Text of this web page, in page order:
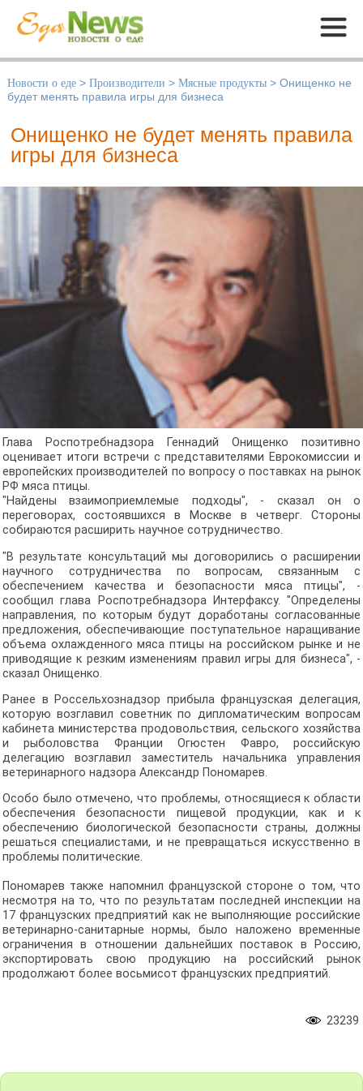
Меню
Новости о еде > Производители > Мясные продукты > Онищенко не
будет менять правила игры для бизнеса
Онищенко не будет менять правила
игры для бизнеса
Глава Роспотребнадзора Геннадий Онищенко позитивно
оценивает итоги встречи с представителями Еврокомиссии и
европейских производителей по вопросу о поставках на рынок
РФ мяса птицы.
"Найдены взаимоприемлемые подходы", - сказал он о
переговорах, состоявшихся в Москве в четверг. Стороны
собираются расширить научное сотрудничество.
"В результате консультаций мы договорились о расширении
научного сотрудничества по вопросам, связанным с
обеспечением качества и безопасности мяса птицы", -
сообщил глава Роспотребнадзора Интерфаксу. "Определены
направления, по которым будут доработаны согласованные
предложения, обеспечивающие поступательное наращивание
объема охлажденного мяса птицы на российском рынке и не
приводящие к резким изменениям правил игры для бизнеса", -
сказал Онищенко.
Ранее в Россельхознадзор прибыла французская делегация,
которую возглавил советник по дипломатическим вопросам
кабинета министерства продовольствия, сельского хозяйства
и рыболовства Франции Огюстен Фавро, российскую
делегацию возглавил заместитель начальника управления
ветеринарного надзора Александр Пономарев.
Особо было отмечено, что проблемы, относящиеся к области
обеспечения безопасности пищевой продукции, как и к
обеспечению биологической безопасности страны, должны
решаться специалистами, и не превращаться искусственно в
проблемы политические.
Пономарев также напомнил французской стороне о том, что
несмотря на то, что по результатам последней инспекции на
17 французских предприятий как не выполняющие российские
ветеринарно-санитарные нормы, было наложено временные
ограничения в отношении дальнейших поставок в Россию,
экспортировать свою продукцию на российский рынок
продолжают более восьмисот французских предприятий.
23239